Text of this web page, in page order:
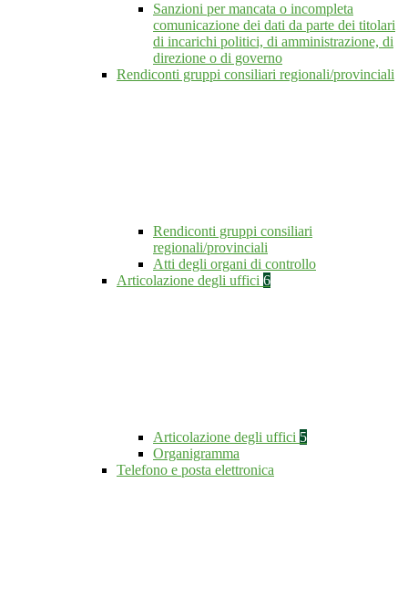
Sanzioni per mancata o incompleta
comunicazione dei dati da parte dei titolari
di incarichi politici, di amministrazione, di
direzione o di governo
Rendiconti gruppi consiliari regionali/provinciali
Rendiconti gruppi consiliari
regionali/provinciali
Atti degli organi di controllo
Articolazione degli uffici 6
Articolazione degli uffici 5
Organigramma
Telefono e posta elettronica